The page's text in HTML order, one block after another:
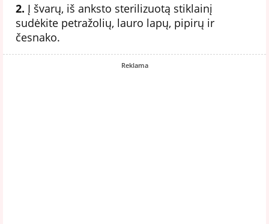
2. Į švarų, iš anksto sterilizuotą stiklainį
sudėkite petražolių, lauro lapų, pipirų ir
česnako.
Reklama